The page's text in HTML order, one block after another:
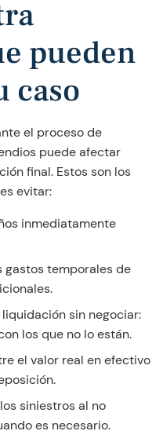
pueden
caso
el proceso de
puede afectar
final. Estos son los
evitar:
inmediatamente
gastos temporales de
sin negociar:
los que no lo están.
el valor real en efectivo
siniestros al no
es necesario.